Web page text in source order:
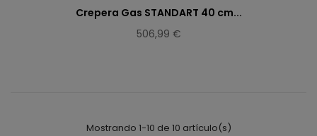
Crepera Gas STANDART 40 cm...
506,99 €
Mostrando 1-10 de 10 artículo(s)